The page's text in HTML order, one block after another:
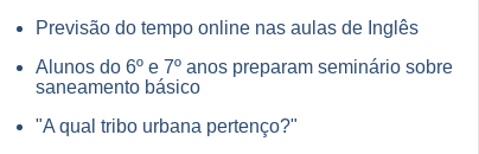
Previsão do tempo online nas aulas de Inglês
Alunos do 6º e 7º anos preparam seminário sobre
saneamento básico
"A qual tribo urbana pertenço?"